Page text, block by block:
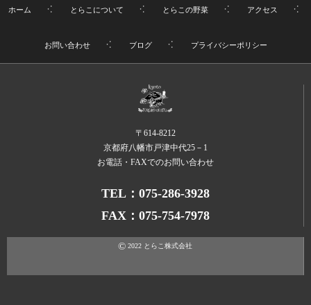
ホーム とらこについて とらこの野菜 アクセス
お問い合わせ ブログ プライバシーポリシー
〒614-8212
京都府八幡市戸津中代25－1
お電話・FAXでのお問い合わせ
TEL：075-286-3928
FAX：075-754-7978
© 2022 とらこ株式会社